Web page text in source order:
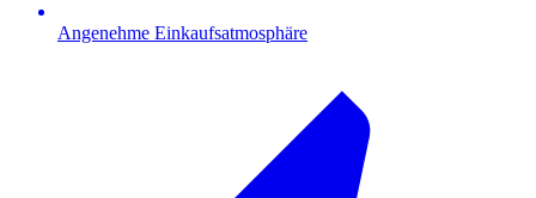
Angenehme Einkaufsatmosphäre